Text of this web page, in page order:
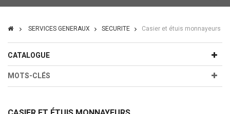
SERVICES GENERAUX SECURITE Casier et étuis monnayeurs
CATALOGUE
MOTS-CLÉS